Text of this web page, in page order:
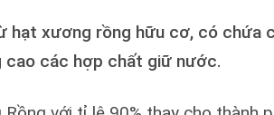
hạt xương rồng hữu cơ, có chứa
các hợp chất giữ nước.